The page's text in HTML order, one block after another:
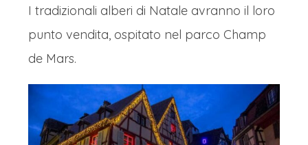
I tradizionali alberi di Natale avranno il loro
punto vendita, ospitato nel parco Champ
de Mars.